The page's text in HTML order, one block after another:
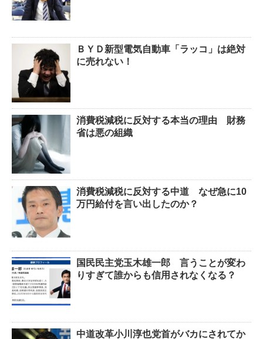
ＢＹＤ新型電気自動車「ラッコ」は絶対
に売れない！
消費税減税に反対する本当の理由 財務
省は悪の組織
消費税減税に反対する中道 なぜ急に10
万円給付を言い出したのか？
国民民主党玉木雄一郎 言うことが変わ
りすぎて誰からも信用されなくなる？
中道改革小川淳也党首がバカにされてか